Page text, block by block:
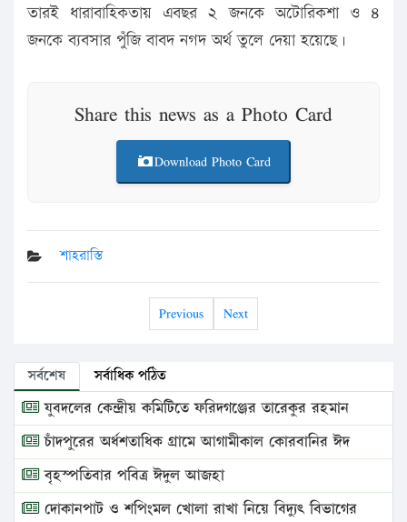
তারই ধারাবাহিকতায় এবছর ২ জনকে অটোরিকশা ও ৪
জনকে ব্যবসার পুঁজি বাবদ নগদ অর্থ তুলে দেয়া হয়েছে।
Share this news as a Photo Card
Download Photo Card
শাহরাস্তি
Previous Next
সর্বশেষ সর্বাধিক পঠিত
যুবদলের কেন্দ্রীয় কমিটিতে ফরিদগঞ্জের তারেকুর রহমান
চাঁদপুরের অর্ধশতাধিক গ্রামে আগামীকাল কোরবানির ঈদ
বৃহস্পতিবার পবিত্র ঈদুল আজহা
দোকানপাট ও শপিংমল খোলা রাখা নিয়ে বিদ্যুৎ বিভাগের